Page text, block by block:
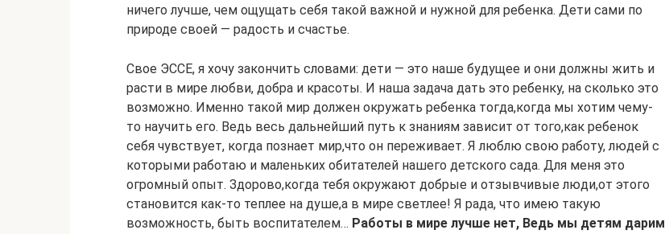
ничего лучше, чем ощущать себя такой важной и нужной для ребенка. Дети сами по
природе своей — радость и счастье.
Свое ЭССЕ, я хочу закончить словами: дети — это наше будущее и они должны жить и
расти в мире любви, добра и красоты. И наша задача дать это ребенку, на сколько это
возможно. Именно такой мир должен окружать ребенка тогда,когда мы хотим чему-
то научить его. Ведь весь дальнейший путь к знаниям зависит от того,как ребенок
себя чувствует, когда познает мир,что он переживает. Я люблю свою работу, людей с
которыми работаю и маленьких обитателей нашего детского сада. Для меня это
огромный опыт. Здорово,когда тебя окружают добрые и отзывчивые люди,от этого
становится как-то теплее на душе,а в мире светлее! Я рада, что имею такую
возможность, быть воспитателем… Работы в мире лучше нет, Ведь мы детям дарим